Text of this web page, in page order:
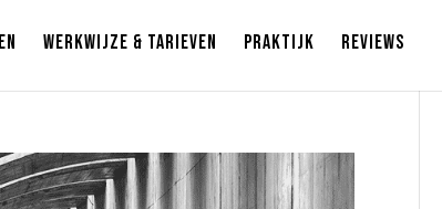
WERKWIJZE & TARIEVEN PRAKTIJK REVIEWS